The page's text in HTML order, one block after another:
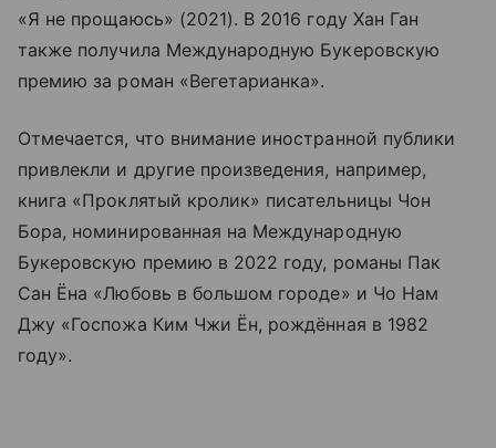
«Я не прощаюсь» (2021). В 2016 году Хан Ган
также получила Международную Букеровскую
премию за роман «Вегетарианка».
Отмечается, что внимание иностранной публики
привлекли и другие произведения, например,
книга «Проклятый кролик» писательницы Чон
Бора, номинированная на Международную
Букеровскую премию в 2022 году, романы Пак
Сан Ёна «Любовь в большом городе» и Чо Нам
Джу «Госпожа Ким Чжи Ён, рождённая в 1982
году».